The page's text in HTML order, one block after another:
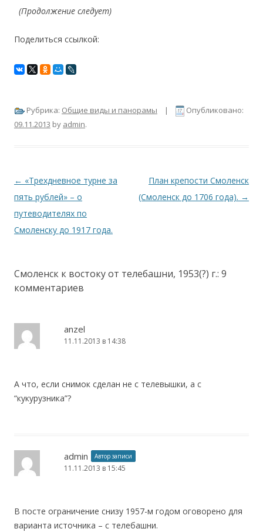
(Продолжение следует)
Поделиться ссылкой:
Рубрика: Общие виды и панорамы |
Опубликовано:
09.11.2013 by admin.
Навигация по записям
← «Трехдневное турне за
пять рублей» – о
путеводителях по
Смоленску до 1917 года.
План крепости Смоленск
(Смоленск до 1706 года). →
Смоленск к востоку от телебашни, 1953(?) г.: 9
комментариев
anzel
11.11.2013 в 14:38
А что, если снимок сделан не с телевышки, а с
“кукурузника”?
admin Автор записи
11.11.2013 в 15:45
В посте ограничение снизу 1957-м годом оговорено для
варианта источника – с телебашни.